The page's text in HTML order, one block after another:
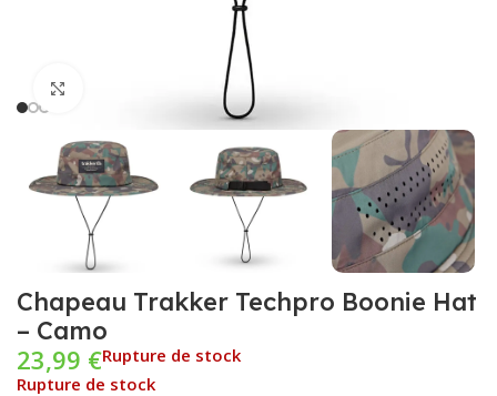
Cliquez pour agrandir
Chapeau Trakker Techpro Boonie Hat
– Camo
23,99 €Rupture de stock
Rupture de stock